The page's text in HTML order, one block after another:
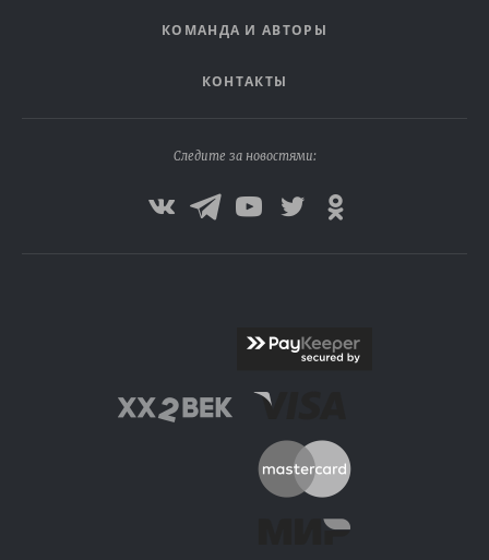
КОМАНДА И АВТОРЫ
КОНТАКТЫ
Следите за новостями: